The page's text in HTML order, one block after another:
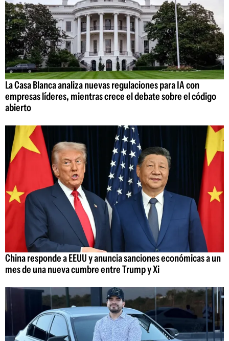
La Casa Blanca analiza nuevas regulaciones para IA con
empresas líderes, mientras crece el debate sobre el código
abierto
China responde a EEUU y anuncia sanciones económicas a un
mes de una nueva cumbre entre Trump y Xi